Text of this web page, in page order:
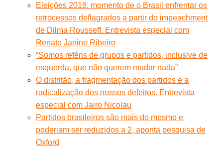
Eleições 2018: momento de o Brasil enfrentar os
retrocessos deflagrados a partir do impeachment
de Dilma Rousseff. Entrevista especial com
Renato Janine Ribeiro
“Somos reféns de grupos e partidos, inclusive de
esquerda, que não querem mudar nada”
O distritão, a fragmentação dos partidos e a
radicalização dos nossos defeitos. Entrevista
especial com Jairo Nicolau
Partidos brasileiros são mais do mesmo e
poderiam ser reduzidos a 2, aponta pesquisa de
Oxford